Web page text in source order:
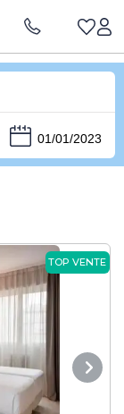
01/01/2023
TOP VENTE